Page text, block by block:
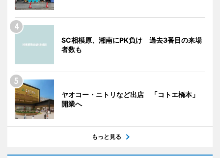
SC相模原、湘南にPK負け 過去3番目の来場
者数も
ヤオコー・ニトリなど出店 「コトエ橋本」
開業へ
もっと見る